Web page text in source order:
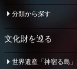
分類から探す
文化財を巡る
世界遺産「神宿る島」